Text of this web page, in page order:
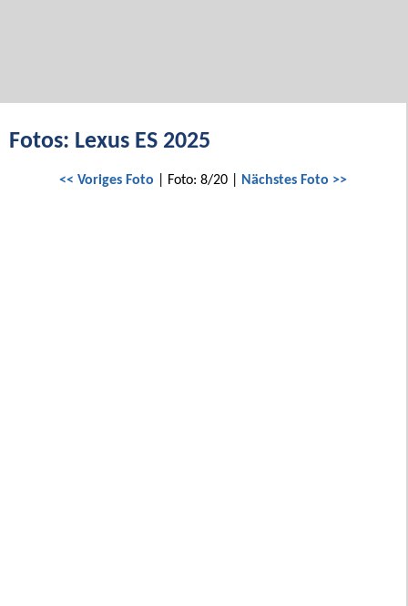
Fotos: Lexus ES 2025
<< Voriges Foto | Foto: 8/20 | Nächstes Foto >>